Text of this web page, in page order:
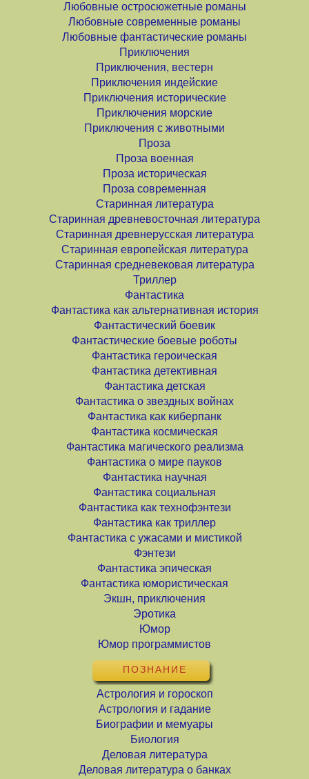
Любовные остросюжетные романы
Любовные современные романы
Любовные фантастические романы
Приключения
Приключения, вестерн
Приключения индейские
Приключения исторические
Приключения морские
Приключения с животными
Проза
Проза военная
Проза историческая
Проза современная
Старинная литература
Старинная древневосточная литература
Старинная древнерусская литература
Старинная европейская литература
Старинная средневековая литература
Триллер
Фантастика
Фантастика как альтернативная история
Фантастический боевик
Фантастические боевые роботы
Фантастика героическая
Фантастика детективная
Фантастика детская
Фантастика о звездных войнах
Фантастика как киберпанк
Фантастика космическая
Фантастика магического реализма
Фантастика о мире пауков
Фантастика научная
Фантастика социальная
Фантастика как технофэнтези
Фантастика как триллер
Фантастика с ужасами и мистикой
Фэнтези
Фантастика эпическая
Фантастика юмористическая
Экшн, приключения
Эротика
Юмор
Юмор программистов
ПОЗНАНИЕ
Астрология и гороскоп
Астрология и гадание
Биографии и мемуары
Биология
Деловая литература
Деловая литература о банках